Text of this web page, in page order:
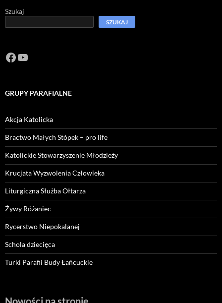
Szukaj
SZUKAJ
Facebook
https://www.youtube.com/channel/
GRUPY PARAFIALNE
Akcja Katolicka
Bractwo Małych Stópek – pro life
Katolickie Stowarzyszenie Młodzieży
Krucjata Wyzwolenia Człowieka
Liturgiczna Służba Ołtarza
Żywy Różaniec
Rycerstwo Niepokalanej
Schola dziecięca
Turki Parafii Budy Łańcuckie